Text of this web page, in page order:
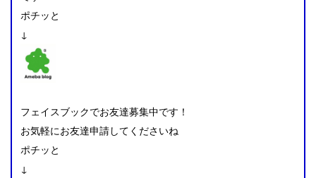
ポチッと
↓
フェイスブックでお友達募集中です！
お気軽にお友達申請してくださいね
ポチッと
↓